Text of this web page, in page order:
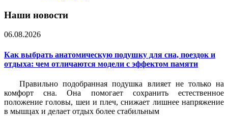
Наши новости
06.08.2026
Как выбрать анатомическую подушку для сна, поездок и
отдыха: чем отличаются модели с эффектом памяти
Правильно подобранная подушка влияет не только на
комфорт сна. Она помогает сохранить естественное
положение головы, шеи и плеч, снижает лишнее напряжение
в мышцах и делает отдых более стабильным